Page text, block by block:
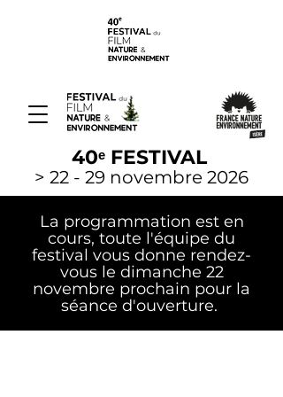
40ᵉ FESTIVAL
> 22 - 29 novembre 2026
La programmation est en
cours, toute l'équipe du
festival vous donne rendez-
vous le dimanche 22
novembre prochain pour la
séance d'ouverture.